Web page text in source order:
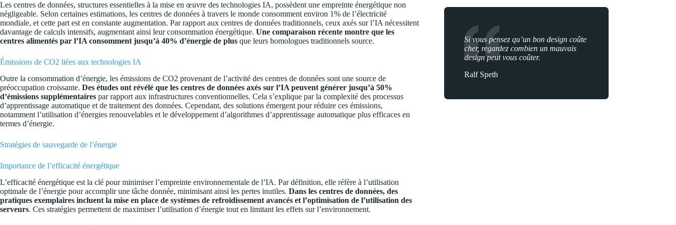
Les centres de données, structures essentielles à la mise en œuvre des technologies IA, possèdent une empreinte énergétique non
négligeable. Selon certaines estimations, les centres de données à travers le monde consomment environ 1% de l’électricité
mondiale, et cette part est en constante augmentation. Par rapport aux centres de données traditionnels, ceux axés sur l’IA nécessitent
davantage de calculs intensifs, augmentant ainsi leur consommation énergétique. Une comparaison récente montre que les
centres alimentés par l’IA consomment jusqu’à 40% d’énergie de plus que leurs homologues traditionnels source.
Émissions de CO2 liées aux technologies IA
Outre la consommation d’énergie, les émissions de CO2 provenant de l’activité des centres de données sont une source de
préoccupation croissante. Des études ont révélé que les centres de données axés sur l’IA peuvent générer jusqu’à 50%
d’émissions supplémentaires par rapport aux infrastructures conventionnelles. Cela s’explique par la complexité des processus
d’apprentissage automatique et de traitement des données. Cependant, des solutions émergent pour réduire ces émissions,
notamment l’utilisation d’énergies renouvelables et le développement d’algorithmes d’apprentissage automatique plus efficaces en
termes d’énergie.
Stratégies de sauvegarde de l’énergie
Importance de l’efficacité énergétique
L’efficacité énergétique est la clé pour minimiser l’empreinte environnementale de l’IA. Par définition, elle réfère à l’utilisation
optimale de l’énergie pour accomplir une tâche donnée, minimisant ainsi les pertes inutiles. Dans les centres de données, des
pratiques exemplaires incluent la mise en place de systèmes de refroidissement avancés et l’optimisation de l’utilisation des
serveurs. Ces stratégies permettent de maximiser l’utilisation d’énergie tout en limitant les effets sur l’environnement.
Si vous pensez qu’un bon design coûte
cher, regardez combien un mauvais
design peut vous coûter.
Ralf Speth